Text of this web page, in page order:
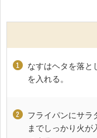
なすはヘタを落と
を入れる。
フライパンにサラ
までしっかり火が